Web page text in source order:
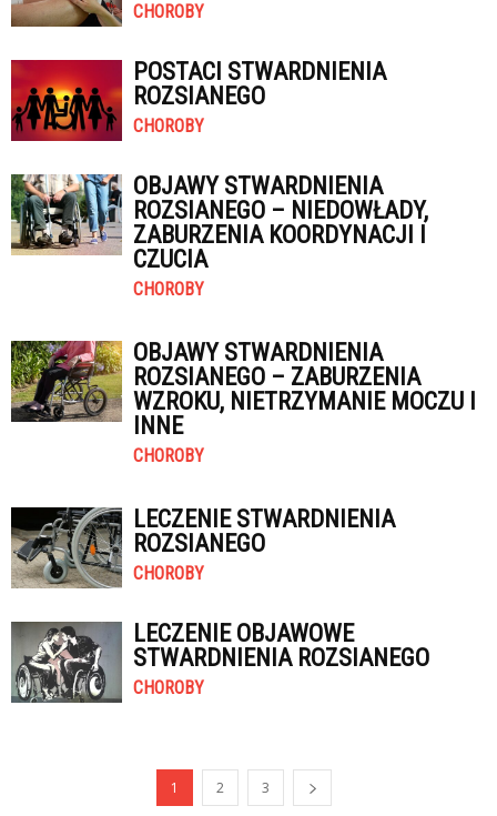
CHOROBY
POSTACI STWARDNIENIA
ROZSIANEGO
CHOROBY
OBJAWY STWARDNIENIA
ROZSIANEGO – NIEDOWŁADY,
ZABURZENIA KOORDYNACJI I
CZUCIA
CHOROBY
OBJAWY STWARDNIENIA
ROZSIANEGO – ZABURZENIA
WZROKU, NIETRZYMANIE MOCZU I
INNE
CHOROBY
LECZENIE STWARDNIENIA
ROZSIANEGO
CHOROBY
LECZENIE OBJAWOWE
STWARDNIENIA ROZSIANEGO
CHOROBY
1 2 3